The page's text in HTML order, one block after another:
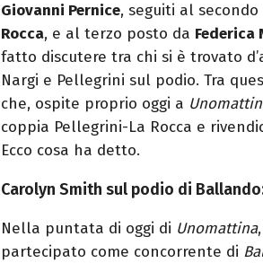
Giovanni Pernice, seguiti al
Rocca, e al terzo posto da Federica
fatto discutere tra chi si è trovato
Nargi e Pellegrini sul podio. Tra
che, ospite proprio oggi a
coppia Pellegrini-La Rocca e
Ecco cosa ha detto.
Carolyn Smith sul podio di
Nella puntata di oggi di Unomattina
partecipato come concorrente di